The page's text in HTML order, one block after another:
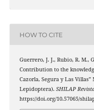
HOW TO CITE
Guerrero, J. J., Rubio, R. M.,
Contribution to the
Cazorla, Segura y Las
Lepidoptera). SHILAP
https://doi.org/10.57065/